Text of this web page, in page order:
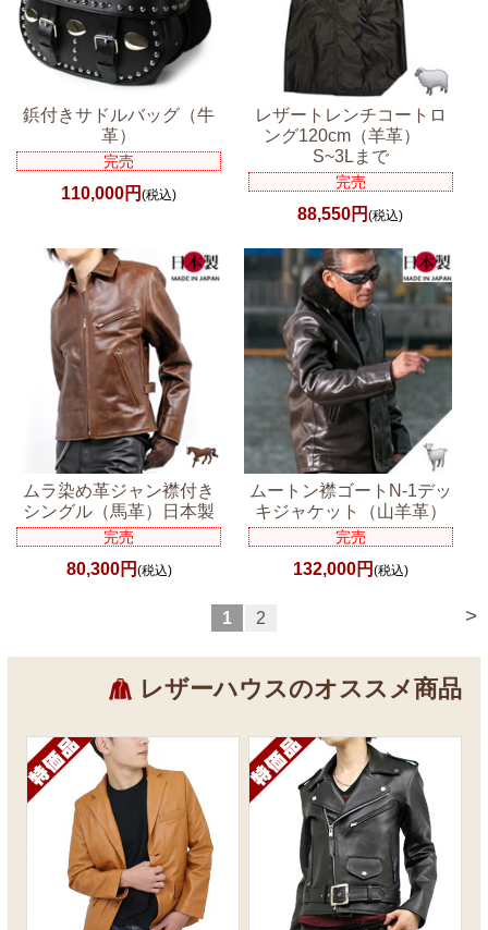
鋲付きサドルバッグ（牛
革）
完売
110,000円(税込)
レザートレンチコートロ
ング120cm（羊革）
S~3Lまで
完売
88,550円(税込)
ムラ染め革ジャン襟付き
シングル（馬革）日本製
完売
80,300円 (税込)
ムートン襟ゴートN-1デッ
キジャケット（山羊革）
完売
132,000円 (税込)
>
1 2
レザーハウスのオススメ商品